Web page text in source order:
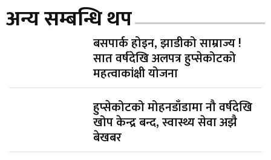
अन्य सम्बन्धि थप
बसपार्क होइन, झाडीको साम्राज्य !
सात वर्षदेखि अलपत्र हुप्सेकोटको
महत्वाकांक्षी योजना
हुप्सेकोटको मोहनडाँडामा नौ वर्षदेखि
खोप केन्द्र बन्द, स्वास्थ्य सेवा अझै
बेखबर